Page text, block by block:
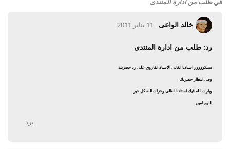
خالد الواعى 11 يناير 2011
رد: طلب من ادارة المنتدى
مشكوووور استاذنا الغالى الاستاذ الفاروق على رد حضرتك
وفى انتظار حضرتك
وبارك الله فيك استاذنا الغالى وجزاك الله كل خير
اللهم امين
يرد